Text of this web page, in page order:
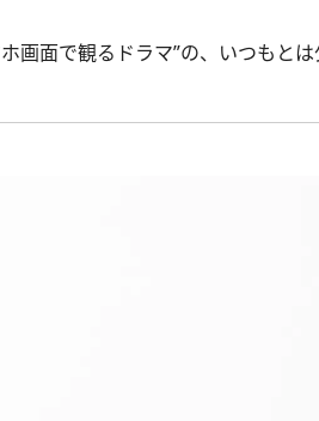
面で観るドラマ”の、いつもと